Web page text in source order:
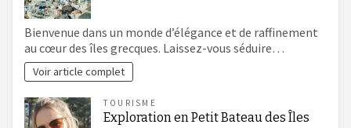
Bienvenue dans un monde d’élégance et de raffinement
au cœur des îles grecques. Laissez-vous séduire…
Voir article complet
TOURISME
Exploration en Petit Bateau des Îles